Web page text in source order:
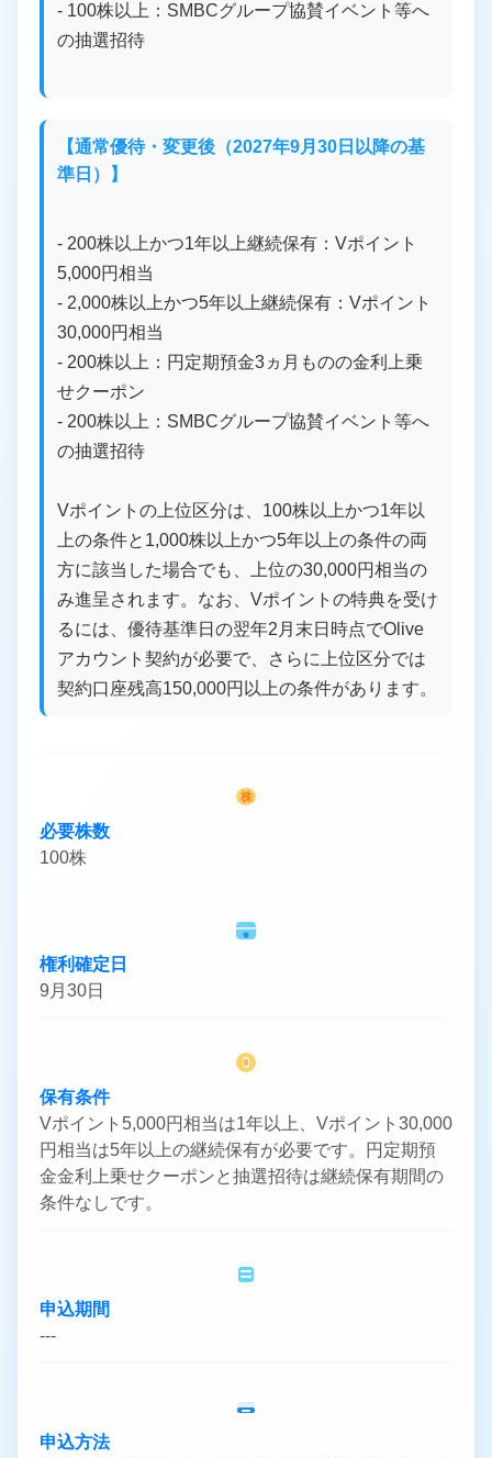
- 100株以上：SMBCグループ協賛イベント等へ
の抽選招待
【通常優待・変更後（2027年9月30日以降の基
準日）】
- 200株以上かつ1年以上継続保有：Vポイント
5,000円相当
- 2,000株以上かつ5年以上継続保有：Vポイント
30,000円相当
- 200株以上：円定期預金3ヵ月ものの金利上乗
せクーポン
- 200株以上：SMBCグループ協賛イベント等へ
の抽選招待
Vポイントの上位区分は、100株以上かつ1年以
上の条件と1,000株以上かつ5年以上の条件の両
方に該当した場合でも、上位の30,000円相当の
み進呈されます。なお、Vポイントの特典を受け
るには、優待基準日の翌年2月末日時点でOlive
アカウント契約が必要で、さらに上位区分では
契約口座残高150,000円以上の条件があります。
株
必要株数
100株
権利確定日
9月30日
保有条件
Vポイント5,000円相当は1年以上、Vポイント30,000
円相当は5年以上の継続保有が必要です。円定期預
金金利上乗せクーポンと抽選招待は継続保有期間の
条件なしです。
申込期間
---
申込方法